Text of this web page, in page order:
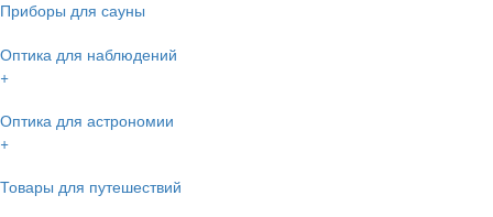
Приборы для сауны
Оптика для наблюдений
+
Оптика для астрономии
+
Товары для путешествий